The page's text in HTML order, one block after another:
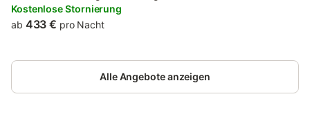
zu Platja de Palma laufen kannst. Oder aber du setzt dich ans
Steuer und fährst die 11 Minuten hierher: Strand von Can
doch einmal dein Glück bei einer Runde Billard oder nutz das
Unterhaltungsangebot mit WLAN-Internetzugang und
Fernseher. Und da eine Wäscherei vorhanden ist, kannst du
Kostenlose Stornierung
ab 433 € pro Nacht
Alle Angebote anzeigen